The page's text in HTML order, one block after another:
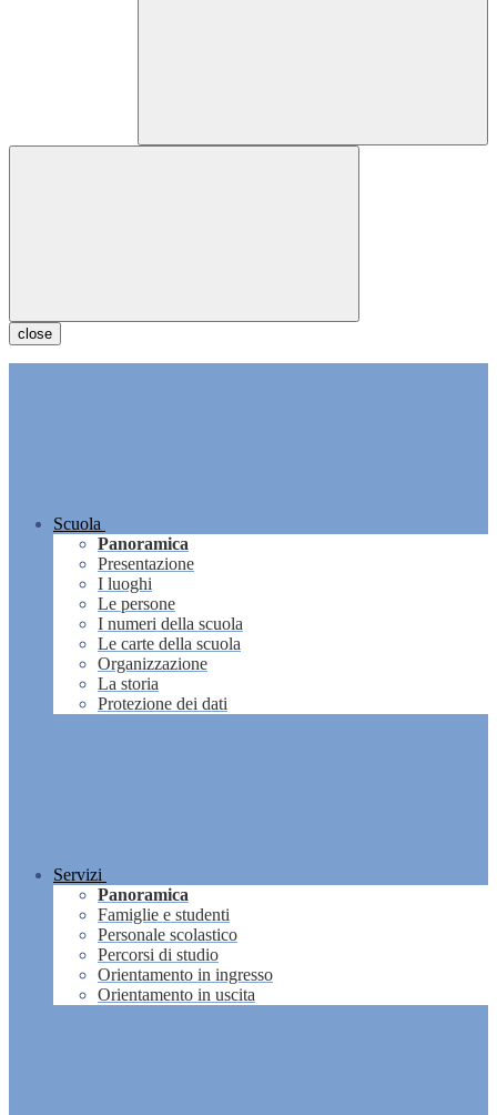
close
Scuola
Panoramica
Presentazione
I luoghi
Le persone
I numeri della scuola
Le carte della scuola
Organizzazione
La storia
Protezione dei dati
Servizi
Panoramica
Famiglie e studenti
Personale scolastico
Percorsi di studio
Orientamento in ingresso
Orientamento in uscita